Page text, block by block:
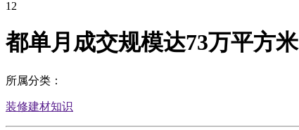
12
都单月成交规模达73万平方米
所属分类：
装修建材知识